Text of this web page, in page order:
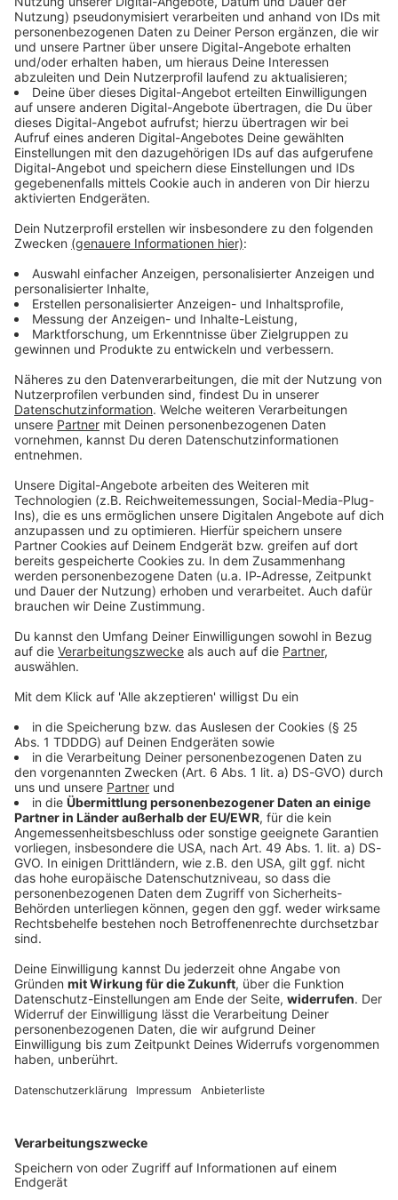
Immer auf dem Laufenden
bleiben!
Verpass' nichts mehr - mit unserem kostenlosen
ANTENNE BAYERN Newsletter. Ob Nachrichten,
Lifestyle oder unsere neuesten Aktionen - wir
informieren dich.
Zum Newsletter anmelden
Du möchtest uns etwas sagen?
Studio Hotline
Kontaktformular
Sprachnachricht
© dpa-infocom, dpa:260522-930-115682/1
Bayern
Verfassungsschutz beobachtet AfD-
Abgeordneten Nolte
Auf die AfD hat der Verfassungsschutz ein Auge.
Inzwischen steht in Bayern der dritte
DEINE GEMERKTEN ARTIKEL